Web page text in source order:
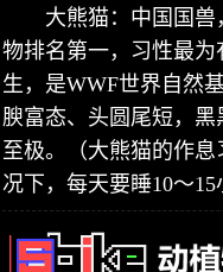
大熊猫：中国国
物排名第一，习性最
生，是WWF世界自然
腴富态、头圆尾短，
至极。（大熊猫的作
况下，每天要睡10～15